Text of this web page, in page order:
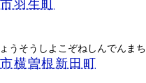
羽生町
うそうしよこぞねしんでんまち
横曽根新田町